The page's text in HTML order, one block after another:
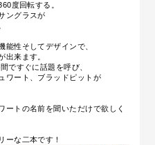
度回転する。
ングラスが
能性そしてデザインで、
出来ます。
ですぐに話題を呼び、
ワート、ブラッドピットが
ートの名前を聞いただけで欲しく
ーな二本です！